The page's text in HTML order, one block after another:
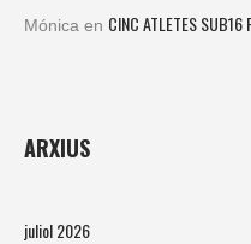
Mónica en CINC ATLETES SUB16
ARXIUS
juliol 2026